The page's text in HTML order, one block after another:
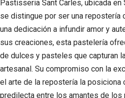
Pastisseria Sant Carles, ubicada en
se distingue por ser una repostería
una dedicación a infundir amor y
sus creaciones, esta pastelería
de dulces y pasteles que capturan
artesanal. Su compromiso con la
el arte de la repostería la posiciona
predilecta entre los amantes de